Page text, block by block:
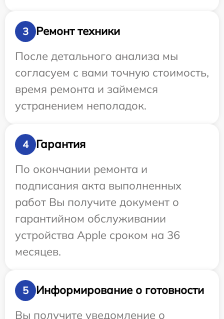
3
Ремонт техники
После детального анализа мы
согласуем с вами точную стоимость,
время ремонта и займемся
устранением неполадок.
4
Гарантия
По окончании ремонта и
подписания акта выполненных
работ Вы получите документ о
гарантийном обслуживании
устройства Apple сроком на 36
месяцев.
5
Информирование о готовности
Вы получите уведомление о